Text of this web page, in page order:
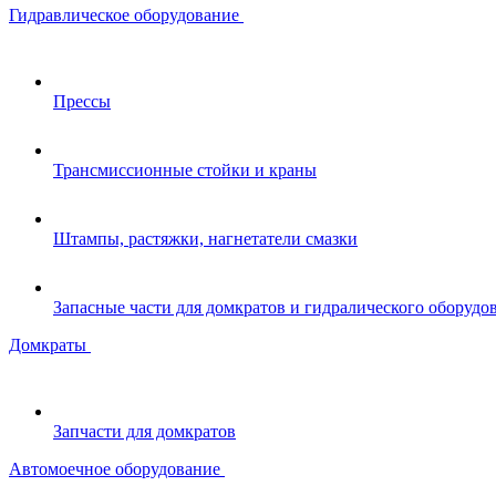
Гидравлическое оборудование
Прессы
Трансмиссионные стойки и краны
Штампы, растяжки, нагнетатели смазки
Запасные части для домкратов и гидралического
Домкраты
Запчасти для домкратов
Автомоечное оборудование